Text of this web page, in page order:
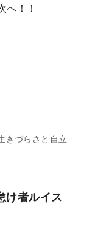
へ！！
きづらさと自立
け者ルイス